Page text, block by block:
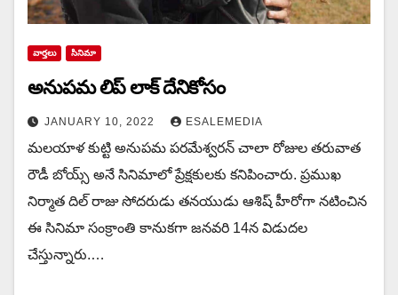
వార్త‌లు సినిమా
అనుపమ లిప్ లాక్ దేనికోసం
JANUARY 10, 2022 ESALEMEDIA
మలయాళ కుట్టి అనుపమ పరమేశ్వరన్ చాలా రోజుల తరువాత
రౌడీ బోయ్స్ అనే సినిమాలో ప్రేక్షకులకు కనిపించారు. ప్రముఖ
నిర్మాత దిల్ రాజు సోదరుడు తనయుడు ఆశిష్ హీరోగా నటించిన
ఈ సినిమా సంక్రాంతి కానుకగా జనవరి 14న విడుదల
చేస్తున్నారు.…